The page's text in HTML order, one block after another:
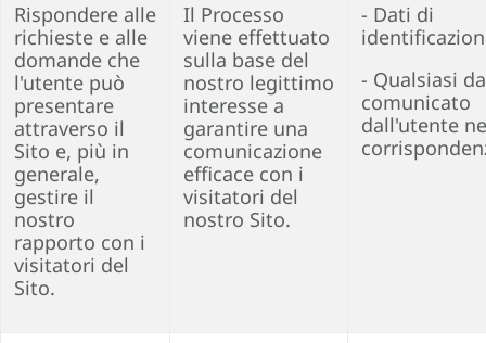
Rispondere alle
richieste e alle
domande che
l'utente può
presentare
attraverso il
Sito e, più in
generale,
gestire il
nostro
rapporto con i
visitatori del
Sito.
Il Processo
viene effettuato
sulla base del
nostro legittimo
interesse a
garantire una
comunicazione
efficace con i
visitatori del
nostro Sito.
- Dati di
- Qualsiasi
comunicato
dall'utente